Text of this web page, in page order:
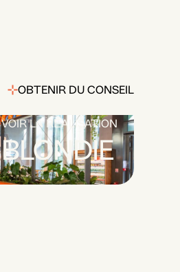
OBTENIR DU CONSEIL
VOIR LA RÉALISATION
BLONDIE